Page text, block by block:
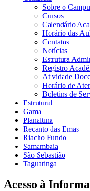
Sobre o
Cursos
Calendário
Horário das
Contatos
Notícias
Estrutura
Registro
Atividade
Horário de
Boletins de
Estrutural
Gama
Planaltina
Recanto das Emas
Riacho Fundo
Samambaia
São Sebastião
Taguatinga
Acesso à